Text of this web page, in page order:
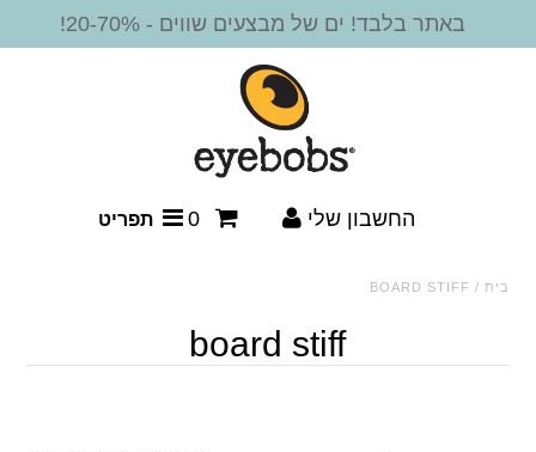
מסגרות משקפיים
משקפי שמש
משקפי שמש - קריאה
באתר בלבד! ים של מבצעים שווים - 20-70%!
החשבון שלי 0 תפריט
בית /
BOARD STIFF
board stiff